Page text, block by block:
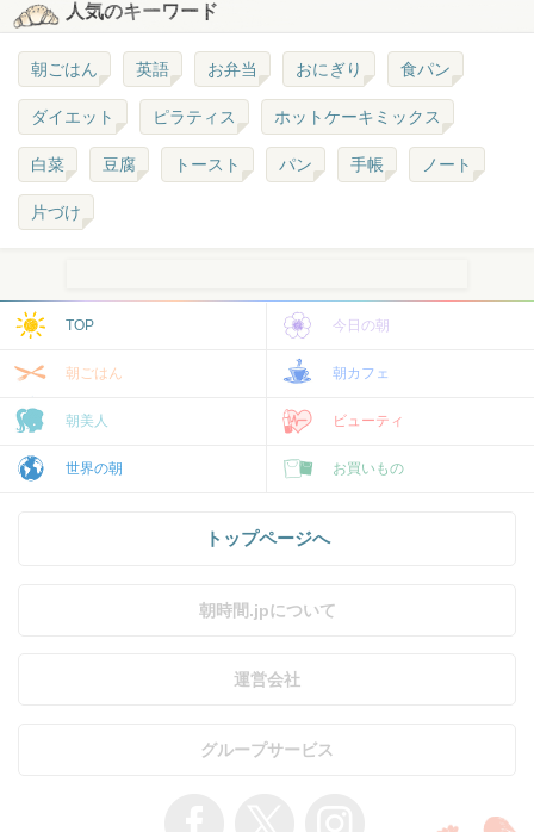
人気のキーワード
朝ごはん 英語 お弁当 おにぎり 食パン
ダイエット ピラティス ホットケーキミックス
白菜 豆腐 トースト パン 手帳 ノート
片づけ
TOP 今日の朝
朝ごはん 朝カフェ
朝美人 ビューティ
世界の朝 お買いもの
トップページへ
朝時間.jpについて
運営会社
グループサービス